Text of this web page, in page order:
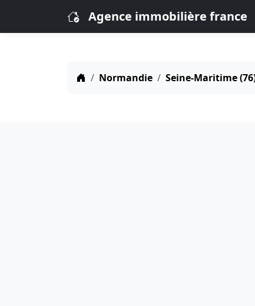
Agence immobilière france
Normandie Seine-Maritime